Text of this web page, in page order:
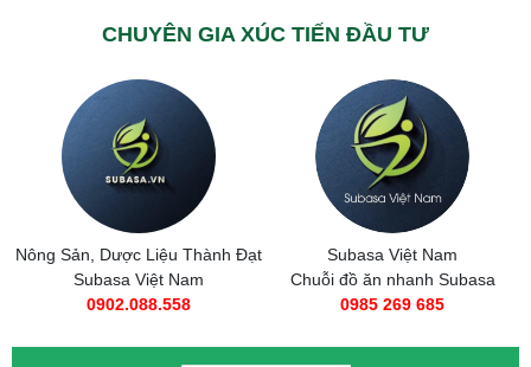
CHUYÊN GIA XÚC TIẾN ĐẦU TƯ
Nông Sản, Dược Liệu Thành Đạt
Subasa Việt Nam
0902.088.558
Subasa Việt Nam
Chuỗi đồ ăn nhanh Subasa
0985 269 685